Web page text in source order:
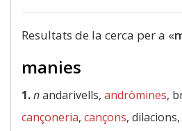
Resultats de la cerca per a «
manies
1.nandarivells, andròmines,
cançoneria, cançons,